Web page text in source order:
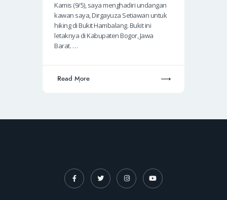
Kamis (9/5), saya menghadiri undangan
kawan saya, Dirgayuza Setiawan untuk
hiking di Bukit Hambalang. Bukit ini
letaknya di Kabupaten Bogor, Jawa
Barat. …
Read More